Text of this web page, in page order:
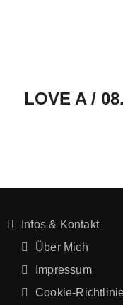
LOVE A /
Infos & Kontakt
Über Mich
Impressum
Cookie-